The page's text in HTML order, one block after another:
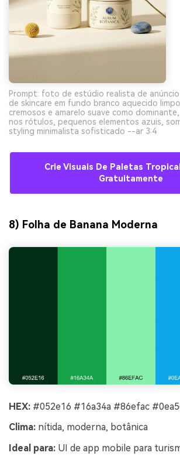
Prompt: foto de estúdio realista de
de skincare em fundo branco aquecido
cremosos e amarelo suave como
nos rótulos, pequenos elementos azuis,
styling minimalista sofisticado --ar 3:4
Crie Visuais De Paletas
Gratuitamente
8) Folha de Banana Moderna
HEX: #052e16 #16a34a #86efac
Clima: nítida, moderna, botânica
Ideal para: UI de app mobile para